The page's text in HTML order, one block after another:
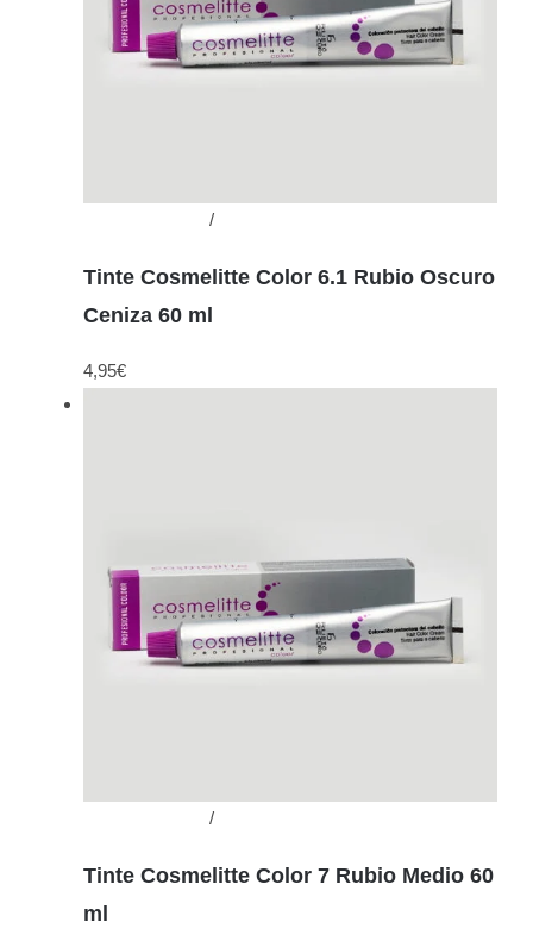
/
Tinte Cosmelitte Color 6.1 Rubio Oscuro
Ceniza 60 ml
4,95€
/
Tinte Cosmelitte Color 7 Rubio Medio 60
ml